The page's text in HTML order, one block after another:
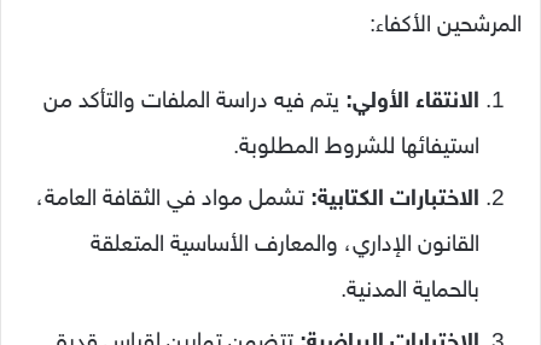
المرشحين الأكفاء:
الانتقاء الأولي: يتم فيه دراسة الملفات والتأكد من
استيفائها للشروط المطلوبة.
الاختبارات الكتابية: تشمل مواد في الثقافة العامة،
القانون الإداري، والمعارف الأساسية المتعلقة
بالحماية المدنية.